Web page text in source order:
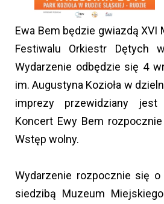
Ewa Bem będzie gwiazdą XVI
Festiwalu Orkiestr Dętych
Wydarzenie odbędzie się 4
im. Augustyna Kozioła w
imprezy przewidziany
Koncert Ewy Bem
Wstęp wolny.
Wydarzenie rozpocznie się
siedzibą Muzeum